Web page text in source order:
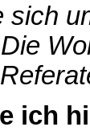
sich
ich